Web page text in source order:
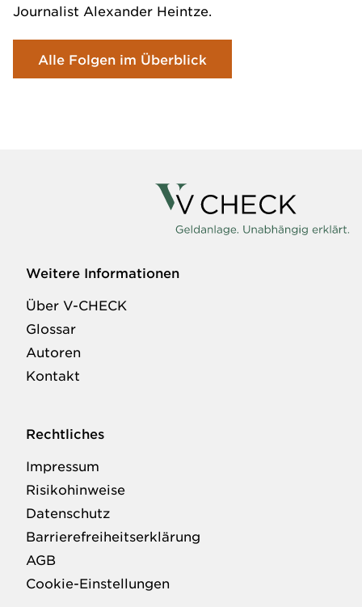
Journalist Alexander Heintze.
Alle Folgen im Überblick
Weitere Informationen
Über V-CHECK
Glossar
Autoren
Kontakt
Rechtliches
Impressum
Risikohinweise
Datenschutz
Barrierefreiheitserklärung
AGB
Cookie-Einstellungen